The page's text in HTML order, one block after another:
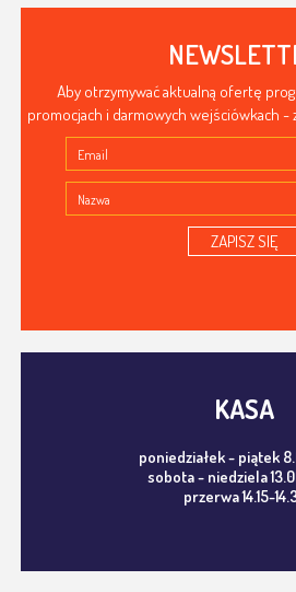
Aby otrzymywać aktualną ofertę
promocjach i darmowych wejściówkach
ZAPISZ SIĘ
KASA
poniedziałek - piątek
sobota - niedziela
przerwa 14.15-